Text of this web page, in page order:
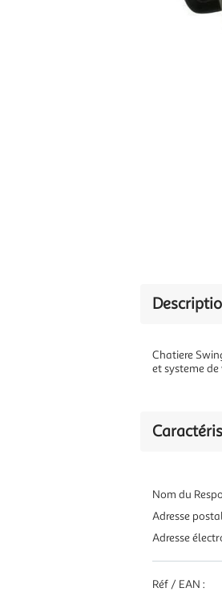
Chatiere
et systeme
Nom du
Adresse
Adresse
Réf / EAN :